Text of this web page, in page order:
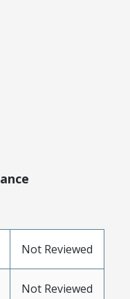
Not Reviewed
Not Reviewed